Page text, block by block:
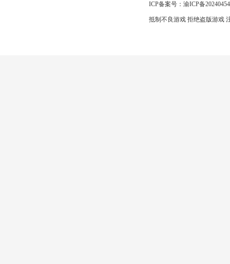
ICP备案号： 渝ICP备
抵制不良游戏 拒绝盗版游戏